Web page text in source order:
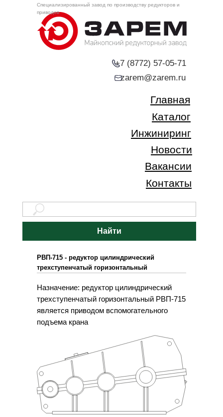
+7 (8772) 57-05-71
Каталог
Инжиниринг
Новости
Главная
Контакты
Вакансии
zarem@zarem.ru
Специализированный завод по производству редукторов и
приводов
Найти
Назначение: редуктор цилиндрический
трехступенчатый горизонтальный РВП-715
является приводом вспомогательного
подъема крана
РВП-715 - редуктор цилиндрический
трехступенчатый горизонтальный